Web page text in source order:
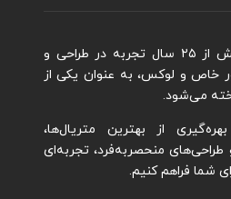
مجموعه کاراکابین با بیش از ۲۵ سال تجربه در طراحی و
خاص و لوکس، به عنوان یکی از
می‌شود.
از بهترین متریال‌ها،
منحصربه‌فرد، تجربه‌ای
شما فراهم کنیم.